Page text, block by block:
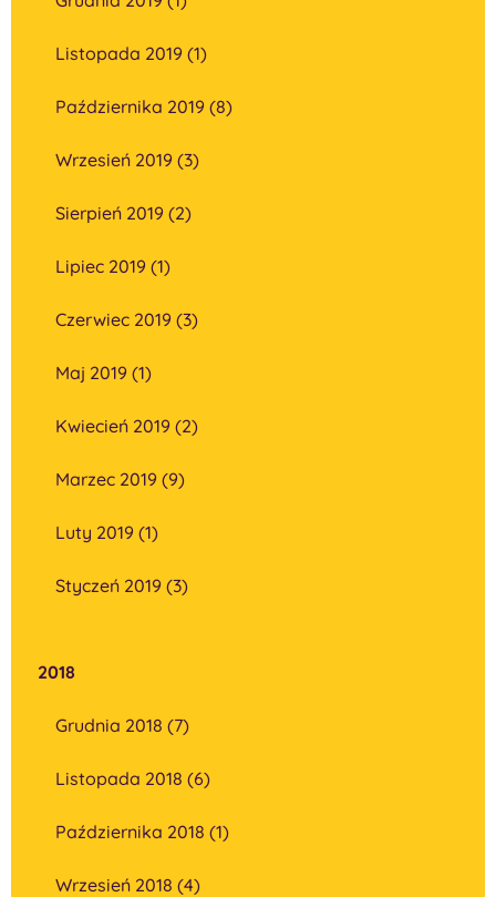
Listopada 2019 (1)
Października 2019 (8)
Wrzesień 2019 (3)
Sierpień 2019 (2)
Lipiec 2019 (1)
Czerwiec 2019 (3)
Maj 2019 (1)
Kwiecień 2019 (2)
Marzec 2019 (9)
Luty 2019 (1)
Styczeń 2019 (3)
2018
Grudnia 2018 (7)
Listopada 2018 (6)
Października 2018 (1)
Wrzesień 2018 (4)